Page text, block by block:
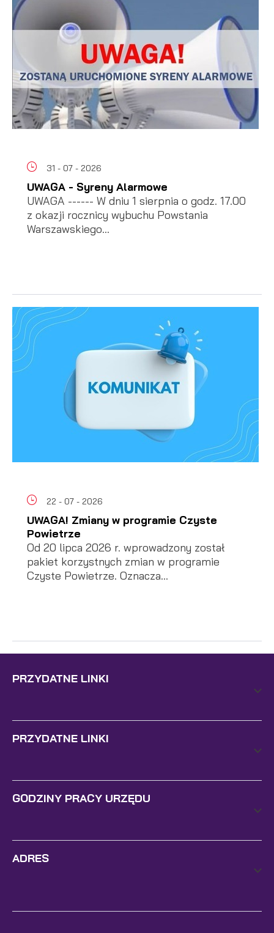
31 - 07 - 2026
UWAGA - Syreny Alarmowe
UWAGA ------ W dniu 1 sierpnia o godz. 17.00
z okazji rocznicy wybuchu Powstania
Warszawskiego...
22 - 07 - 2026
UWAGA! Zmiany w programie Czyste
Powietrze
Od 20 lipca 2026 r. wprowadzony został
pakiet korzystnych zmian w programie
Czyste Powietrze. Oznacza...
PRZYDATNE LINKI
PRZYDATNE LINKI
GODZINY PRACY URZĘDU
ADRES